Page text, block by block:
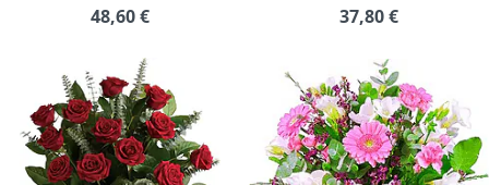
48,60€
37,80€